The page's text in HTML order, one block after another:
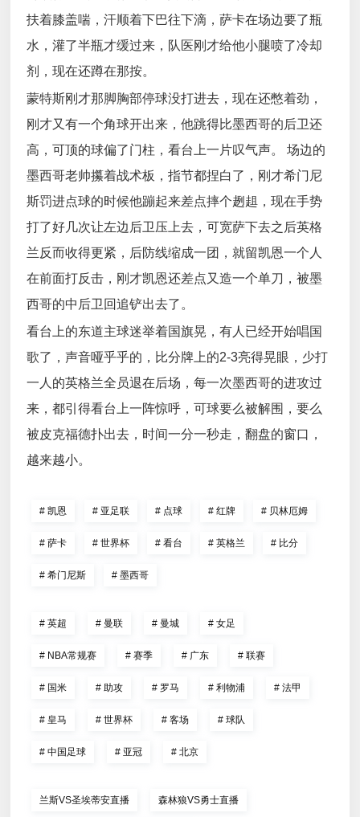
扶着膝盖喘，汗顺着下巴往下滴，萨卡在场边要了瓶
水，灌了半瓶才缓过来，队医刚才给他小腿喷了冷却
剂，现在还蹲在那按。
蒙特斯刚才那脚胸部停球没打进去，现在还憋着劲，
刚才又有一个角球开出来，他跳得比墨西哥的后卫还
高，可顶的球偏了门柱，看台上一片叹气声。 场边的
墨西哥老帅攥着战术板，指节都捏白了，刚才希门尼
斯罚进点球的时候他蹦起来差点摔个趔趄，现在手势
打了好几次让左边后卫压上去，可宽萨下去之后英格
兰反而收得更紧，后防线缩成一团，就留凯恩一个人
在前面打反击，刚才凯恩还差点又造一个单刀，被墨
西哥的中后卫回追铲出去了。
看台上的东道主球迷举着国旗晃，有人已经开始唱国
歌了，声音哑乎乎的，比分牌上的2-3亮得晃眼，少打
一人的英格兰全员退在后场，每一次墨西哥的进攻过
来，都引得看台上一阵惊呼，可球要么被解围，要么
被皮克福德扑出去，时间一分一秒走，翻盘的窗口，
越来越小。
# 凯恩 # 亚足联 # 点球 # 红牌 # 贝林厄姆
# 萨卡 # 世界杯 # 看台 # 英格兰 # 比分
# 希门尼斯 # 墨西哥
# 英超 # 曼联 # 曼城 # 女足
# NBA常规赛 # 赛季 # 广东 # 联赛
# 国米 # 助攻 # 罗马 # 利物浦 # 法甲
# 皇马 # 世界杯 # 客场 # 球队
# 中国足球 # 亚冠 # 北京
兰斯VS圣埃蒂安直播 森林狼VS勇士直播